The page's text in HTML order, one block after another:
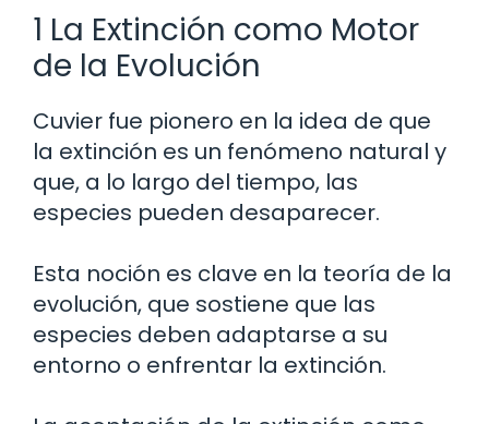
1 La Extinción como Motor
de la Evolución
Cuvier fue pionero en la idea de que
la extinción es un fenómeno natural y
que, a lo largo del tiempo, las
especies pueden desaparecer.
Esta noción es clave en la teoría de la
evolución, que sostiene que las
especies deben adaptarse a su
entorno o enfrentar la extinción.